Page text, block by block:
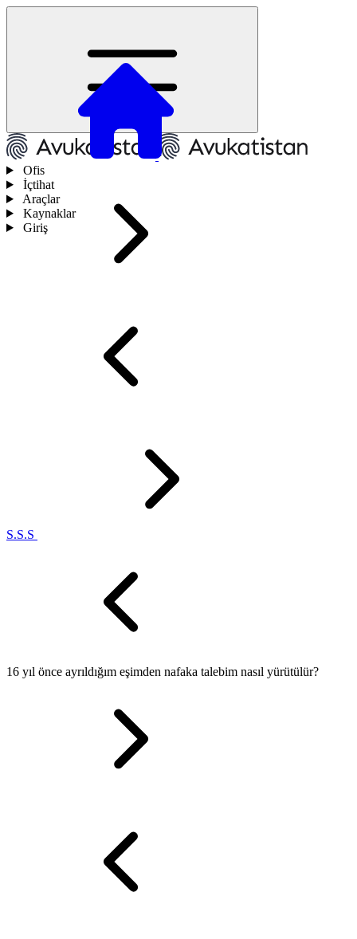
Ofis
İçtihat
Araçlar
Kaynaklar
Giriş
S.S.S
16 yıl önce ayrıldığım eşimden nafaka talebim nasıl yürütülür?